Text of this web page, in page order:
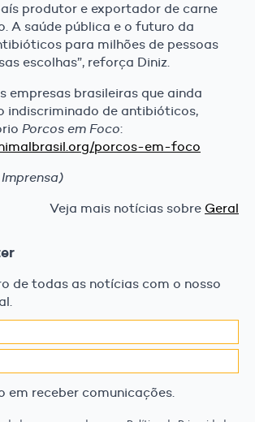
produtor e exportador de carne
A saúde pública e o futuro da
para milhões de pessoas
escolhas”, reforça Diniz.
empresas brasileiras que ainda
indiscriminado de antibióticos,
Porcos em Foco:
porcos-em-foco
Veja mais notícias sobre Geral
de todas as notícias com o nosso
em receber comunicações.